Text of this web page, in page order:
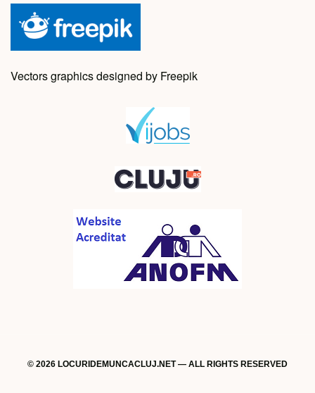
Vectors graphics designed by Freepik
© 2026 LOCURIDEMUNCACLUJ.NET — ALL RIGHTS RESERVED